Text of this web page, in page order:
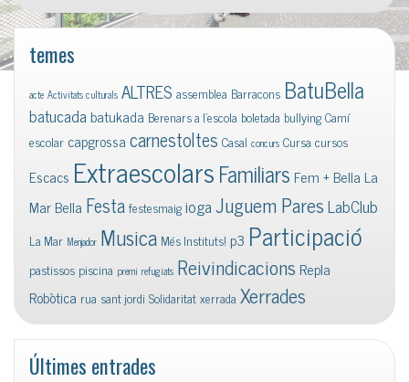
temes
acte Activitats culturals ALTRES assemblea Barracons BatuBella
batucadabatukada Berenars a l'escola boletada bullyingCamí
escolar capgrossacarnestoltes Casal concurs Cursa cursos
Escacs ExtraescolarsFamiliars Fem + Bella La
Mar Bella FestafestesmaigiogaJuguem ParesLabClub
La Mar Menjador Musica Més Instituts! p3 Participació
pastissos piscina premi refugiats Reivindicacions Repla
Robòtica rua sant jordi Solidaritatxerrada Xerrades
Últimes entrades